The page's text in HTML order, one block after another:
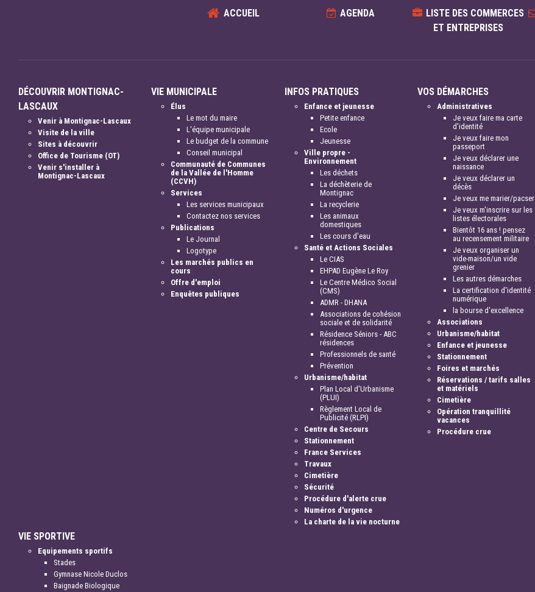
ACCUEIL AGENDA
LISTE DES COMMERCES
ET ENTREPRISES
DÉCOUVRIR MONTIGNAC-
LASCAUX
Venir à Montignac-Lascaux
Visite de la ville
Sites à découvrir
Office de Tourisme (OT)
Venir s'installer à
Montignac-Lascaux
VIE MUNICIPALE
Élus
Le mot du maire
L'équipe municipale
Le budget de la commune
Conseil municipal
Communauté de Communes
de la Vallée de l'Homme
(CCVH)
Services
Les services municipaux
Contactez nos services
Publications
Le Journal
Logotype
Les marchés publics en
cours
Offre d'emploi
Enquêtes publiques
INFOS PRATIQUES
Enfance et jeunesse
Petite enfance
Ecole
Jeunesse
Ville propre -
Environnement
Les déchets
La déchèterie de
Montignac
La recyclerie
Les animaux
domestiques
Les cours d'eau
Santé et Actions Sociales
Le CIAS
EHPAD Eugène Le Roy
Le Centre Médico Social
(CMS)
ADMR - DHANA
Associations de cohésion
sociale et de solidarité
Résidence Séniors - ABC
résidences
Professionnels de santé
Prévention
Urbanisme/habitat
Plan Local d'Urbanisme
(PLUI)
Règlement Local de
Publicité (RLPI)
Centre de Secours
Stationnement
France Services
Travaux
Cimetière
Sécurité
Procédure d'alerte crue
Numéros d'urgence
La charte de la vie nocturne
VOS DÉMARCHES
Administratives
Je veux faire ma carte
d'identité
Je veux faire mon
passeport
Je veux déclarer une
naissance
Je veux déclarer un
décès
Je veux me marier/pacser
Je veux m'inscrire sur les
listes électorales
Bientôt 16 ans ! pensez
au recensement militaire
Je veux organiser un
vide-maison/un vide
grenier
Les autres démarches
La certification d'identité
numérique
la bourse d'excellence
Associations
Urbanisme/habitat
Enfance et jeunesse
Stationnement
Foires et marchés
Réservations / tarifs salles
et matériels
Cimetière
Opération tranquillité
vacances
Procédure crue
VIE SPORTIVE
Equipements sportifs
Stades
Gymnase Nicole Duclos
Baignade Biologique